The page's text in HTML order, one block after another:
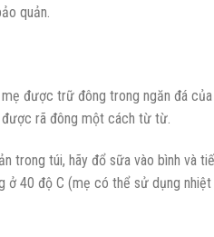
quản.
được trữ đông trong ngăn đá
rã đông một cách từ từ.
trong túi, hãy đổ sữa vào bình và
ở 40 độ C (mẹ có thể sử dụng